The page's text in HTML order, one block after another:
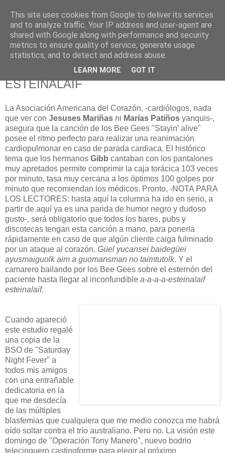
625 RANAS
LA TELEVISIÓN DESDE EL PUNTO DE VISTA BATRACIO
ESTEINALAIF
La Asociación Americana del Corazón, -cardiólogos, nada
que ver con Jesuses Mariñas ni Marías Patiños yanquis-,
asegura que la canción de los Bee Gees "Stayin’ alive"
posee el ritmo perfecto para realizar una reanimación
cardiopulmonar en caso de parada cardiaca. El histórico
tema que los hermanos Gibb cantaban con los pantalones
muy apretados permite comprimir la caja torácica 103 veces
por minuto, tasa muy cercana a los óptimos 100 golpes por
minuto que recomiendan los médicos. Pronto, -NOTA PARA
LOS LECTORES: hasta aquí la columna ha ido en serio, a
partir de aquí ya es una parida de humor negro y dudoso
gusto-, será obligatorio que todos los bares, pubs y
discotecas tengan esta canción a mano, para ponerla
rápidamente en caso de que algún cliente caiga fulminado
por un ataque al corazón. Güel yucansei baidegüei
ayusmaiguolk aim a guomansman no taimtutolk. Y el
camarero bailando por los Bee Gees sobre el esternón del
paciente hasta llegar al inconfundible a-a-a-a-esteinalaif
esteinalaif.
Cuando apareció
este estudio regalé
una copia de la
BSO de "Saturday
Night Fever" a
todos mis amigos
con una entrañable
dedicatoria en la
que me desdecía
de las múltiples
blasfemias que cualquiera que me medio conozca me habrá
oído soltar contra el trío australiano. Pero no. La visión este
domingo de "Operación Tony Manero", nuevo bodrio
telecinquero castingforme para elegir al próximo
This site uses cookies from Google to deliver its services
and to analyze traffic. Your IP address and user-agent are
shared with Google along with performance and security
metrics to ensure quality of service, generate usage
statistics, and to detect and address abuse.
LEARN MORE GOT IT